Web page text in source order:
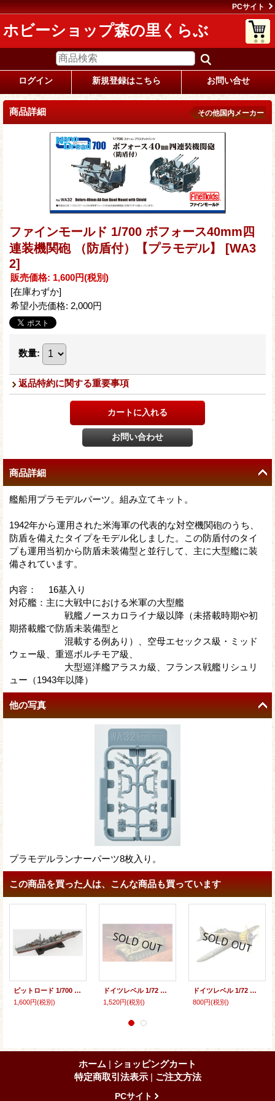
PCサイト
ホビーショップ森の里くらぶ
ログイン 新規登録はこちら お問い合せ
商品詳細 その他国内メーカー
ファインモールド 1/700 ボフォース40mm四
連装機関砲 （防盾付）【プラモデル】
[WA3
2]
販売価格: 1,600円(税別)
[在庫わずか]
希望小売価格: 2,000円
数量:
返品特約に関する重要事項
商品詳細
艦船用プラモデルパーツ。組み立てキット。
1942年から運用された米海軍の代表的な対空機関砲のうち、
防盾を備えたタイプをモデル化しました。この防盾付のタイ
プも運用当初から防盾未装備型と並行して、主に大型艦に装
備されています。
内容： 16基入り
対応艦：主に大戦中における米軍の大型艦
戦艦ノースカロライナ級以降（未搭載時期や初
期搭載艦で防盾未装備型と
混載する例あり）、空母エセックス級・ミッド
ウェー級、重巡ボルチモア級、
大型巡洋艦アラスカ級、フランス戦艦リシュリ
ュー（1943年以降）
他の写真
プラモデルランナーパーツ8枚入り。
この商品を買った人は、こんな商品も買っています
ピットロード 1/700 日本海軍 橘型駆逐艦 橘(フルハルパーツ付)【プラモデル】
1,600円(税別)
ドイツレベル 1/72 ドイツ Sd.Kfz.164ナースホルン【プラモデル】
1,520円(税別)
ドイツレベル 1/72 マッキ MC.200サエッタ 【プラモデル】
800円(税別)
ホーム | ショッピングカート
特定商取引法表示 | ご注文方法
PCサイト